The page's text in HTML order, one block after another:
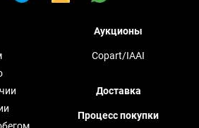
Аукционы
Copart/IAAI
Доставка
Процесс покупки